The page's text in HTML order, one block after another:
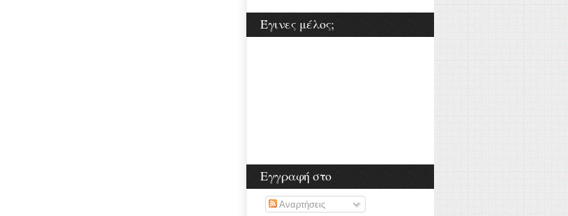
Έγινες μέλος;
Εγγραφή στο
Αναρτήσεις